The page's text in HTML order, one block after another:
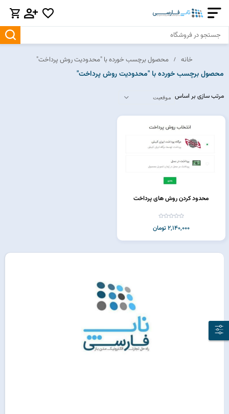
خانه محصول برچسب خورده با "محدودیت روش پرداخت"
محصول برچسب خورده با "محدودیت روش پرداخت"
مرتب سازی بر اساس
محدود کردن روش های پرداخت
2,140,000 تومان